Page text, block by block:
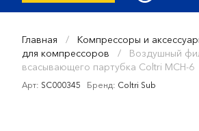
Главная / Компрессоры и
для компрессоров / Воздушный
всасывающего партубка Coltri MCH-6
Арт: SC000345 Бренд: Coltri Sub